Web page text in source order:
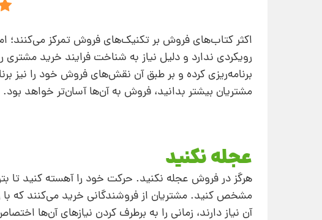
اکثر کتاب‌های فروش بر تکنیک‌‌های فروش تمرکز
رویکردی ندارد و دلیل نیاز به شناخت فرایند خرید
برنامه‌ریزی کرده و بر طبق آن نقش‌های فروش خود را نیز
مشتریان بیشتر بدانید، فروش به آن‌ها آسان‌تر خواهد بود.
عجله نکنید
هرگز در فروش عجله نکنید. حرکت خود را آهسته کنید تا
مشخص کنید. مشتریان از فروشندگانی خرید می‌کنند که
آن ‌نیاز دارند، زمانی را به برطرف کردن نیازهای آن‌ها